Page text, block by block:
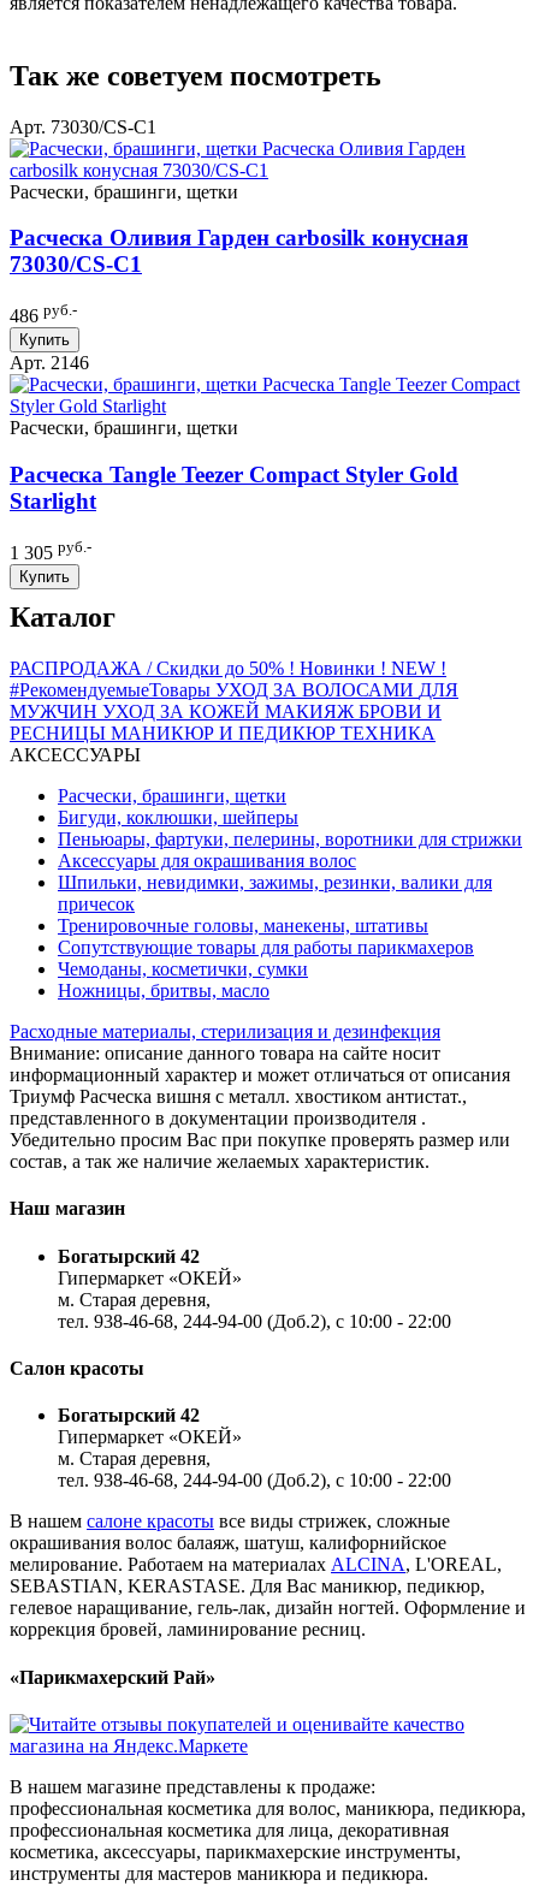
Так же советуем посмотреть
Арт. 73030/СS-C1
Расчески, брашинги, щетки
Расческа Оливия Гарден carbosilk конусная
73030/СS-C1
486 руб.-
Купить
Арт. 2146
Расчески, брашинги, щетки
Расческа Tangle Teezer Compact Styler Gold
Starlight
1 305 руб.-
Купить
Каталог
РАСПРОДАЖА / Скидки до 50% ! Новинки ! NEW !
#РекомендуемыеТовары УХОД ЗА ВОЛОСАМИ ДЛЯ
МУЖЧИН УХОД ЗА КОЖЕЙ МАКИЯЖ БРОВИ И
РЕСНИЦЫ МАНИКЮР И ПЕДИКЮР ТЕХНИКА
АКСЕССУАРЫ
Расчески, брашинги, щетки
Бигуди, коклюшки, шейперы
Пеньюары, фартуки, пелерины, воротники для стрижки
Аксессуары для окрашивания волос
Шпильки, невидимки, зажимы, резинки, валики для
причесок
Тренировочные головы, манекены, штативы
Сопутствующие товары для работы парикмахеров
Чемоданы, косметички, сумки
Ножницы, бритвы, масло
Расходные материалы, стерилизация и дезинфекция
Внимание: описание данного товара на сайте носит
информационный характер и может отличаться от описания
Триумф Расческа вишня с металл. хвостиком антистат.,
представленного в документации производителя .
Убедительно просим Вас при покупке проверять размер или
состав, а так же наличие желаемых характеристик.
Наш магазин
Богатырский 42
Гипермаркет «ОКЕЙ»
м. Старая деревня,
тел. 938-46-68, 244-94-00 (Доб.2), c 10:00 - 22:00
Салон красоты
Богатырский 42
Гипермаркет «ОКЕЙ»
м. Старая деревня,
тел. 938-46-68, 244-94-00 (Доб.2), c 10:00 - 22:00
В нашем салоне красоты все виды стрижек, сложные
окрашивания волос балаяж, шатуш, калифорнийское
мелирование. Работаем на материалах ALCINA, L'OREAL,
SEBASTIAN, KERASTASE. Для Вас маникюр, педикюр,
гелевое наращивание, гель-лак, дизайн ногтей. Оформление и
коррекция бровей, ламинирование ресниц.
«Парикмахерский Рай»
В нашем магазине представлены к продаже:
профессиональная косметика для волос, маникюра, педикюра,
профессиональная косметика для лица, декоративная
косметика, аксессуары, парикмахерские инструменты,
инструменты для мастеров маникюра и педикюра.